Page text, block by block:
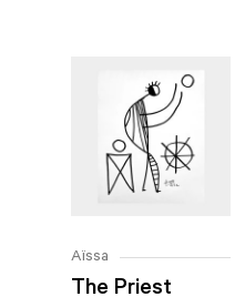
Aïssa
The Priest